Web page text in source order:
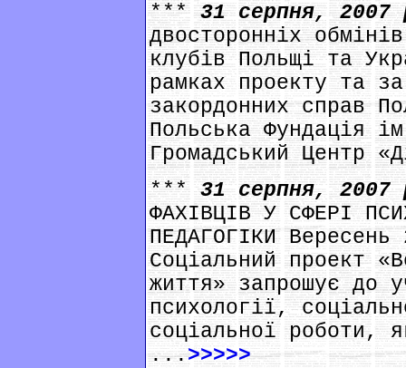
***31 серпня,
двосторонніх
клубів Польщі та
рамках проекту та
закордонних справ
Польська Фундація
Громадський Центр
***31 серпня,
ФАХІВЦІВ У СФЕРІ
ПЕДАГОГІКИ
Соціальний проект
життя» запрошує до
психології,
соціальної роботи,
...>>>>>